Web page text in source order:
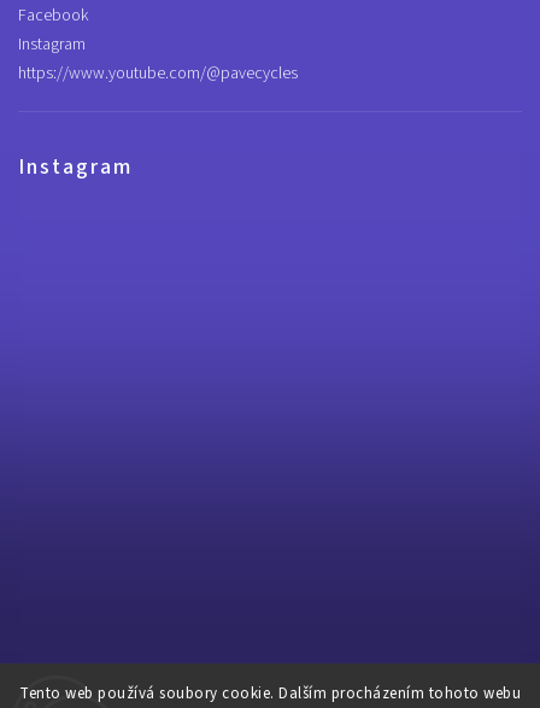
Tento web používá soubory cookie. Dalším procházením tohoto webu
Facebook
Instagram
https://www.youtube.com/@pavecycles
Instagram
Sledovat na Instagramu